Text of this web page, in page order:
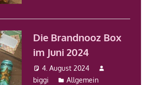
Die Brandnooz Box
im Juni 2024
4. August 2024
biggi
Allgemein